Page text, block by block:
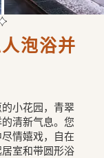
泡浴并
小花园，青翠
清新气息。您
情嬉戏，自在
室和带圆形浴